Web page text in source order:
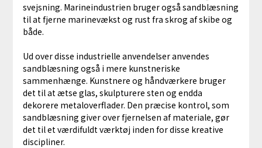
svejsning. Marineindustrien bruger også sandblæsning
til at fjerne marinevækst og rust fra skrog af skibe og
både.
Ud over disse industrielle anvendelser anvendes
sandblæsning også i mere kunstneriske
sammenhænge. Kunstnere og håndværkere bruger
det til at ætse glas, skulpturere sten og endda
dekorere metaloverflader. Den præcise kontrol, som
sandblæsning giver over fjernelsen af materiale, gør
det til et værdifuldt værktøj inden for disse kreative
discipliner.